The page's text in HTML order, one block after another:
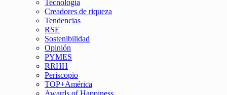
Tecnología
Creadores de riqueza
Tendencias
RSE
Sostenibilidad
Opinión
PYMES
RRHH
Periscopio
TOP+América
Awards of Happiness